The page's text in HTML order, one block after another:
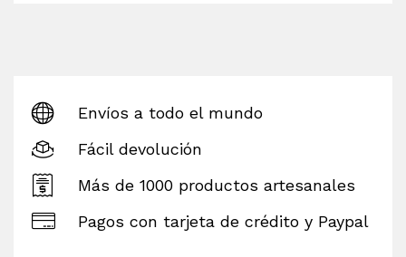
Envíos a todo el mundo
Fácil devolución
Más de 1000 productos artesanales
Pagos con tarjeta de crédito y Paypal